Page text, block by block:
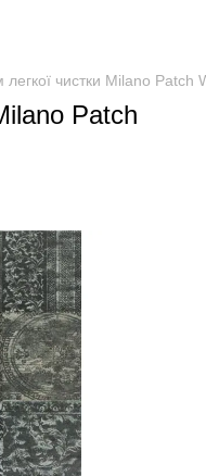
легкої чистки Milano Patch
Patch